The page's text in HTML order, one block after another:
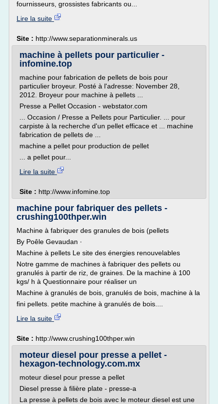
fournisseurs, grossistes fabricants ou...
Lire la suite
Site : http://www.separationminerals.us
machine à pellets pour particulier -
infomine.top
machine pour fabrication de pellets de bois pour
particulier broyeur. Posté à l'adresse: November 28,
2012. Broyeur pour machine à pellets ...
Presse a Pellet Occasion - webstator.com
... Occasion / Presse a Pellets pour Particulier. ... pour
carpiste à la recherche d'un pellet efficace et ... machine
fabrication de pellets de ...
machine a pellet pour production de pellet
... a pellet pour...
Lire la suite
Site : http://www.infomine.top
machine pour fabriquer des pellets -
crushing100thper.win
Machine à fabriquer des granules de bois (pellets
By Poêle Gevaudan ·
Machine à pellets Le site des énergies renouvelables
Notre gamme de machines à fabriquer des pellets ou
granulés à partir de riz, de graines. De la machine à 100
kgs/ h à Questionnaire pour réaliser un
Machine à granulés de bois, granulés de bois, machine à la
fini pellets. petite machine à granulés de bois....
Lire la suite
Site : http://www.crushing100thper.win
moteur diesel pour presse a pellet -
hexagon-technology.com.mx
moteur diesel pour presse a pellet
Diesel presse à filière plate - presse-a
La presse à pellets de bois avec le moteur diesel est une